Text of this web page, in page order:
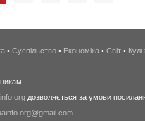
• Суспільство • Економіка • Світ •
дозволяється за умови